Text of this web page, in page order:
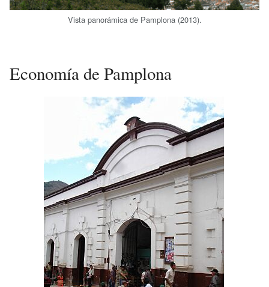
Vista panorámica de Pamplona (2013).
Economía de Pamplona